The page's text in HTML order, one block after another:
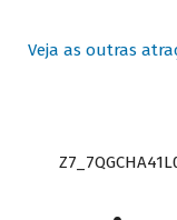
Veja as outras